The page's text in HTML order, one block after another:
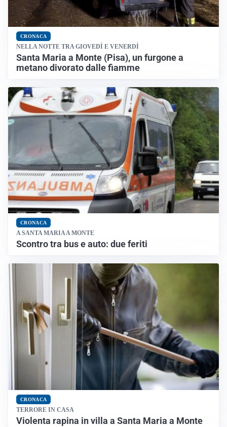
CRONACA
NELLA NOTTE TRA GIOVEDÌ E VENERDÌ
Santa Maria a Monte (Pisa), un furgone a
metano divorato dalle fiamme
CRONACA
A SANTA MARIA A MONTE
Scontro tra bus e auto: due feriti
CRONACA
TERRORE IN CASA
Violenta rapina in villa a Santa Maria a Monte